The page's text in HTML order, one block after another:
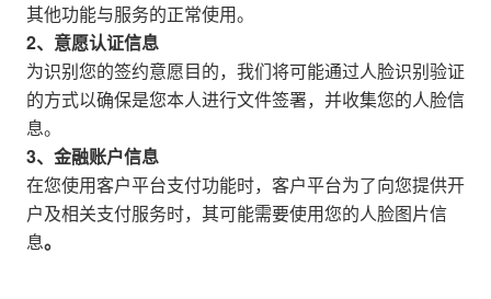
其他功能与服务的正常使用。
2、意愿认证信息
为识别您的签约意愿目的，我们将可能通过人脸识别验证
的方式以确保是您本人进行文件签署，并收集您的人脸信
息。
3、金融账户信息
在您使用客户平台支付功能时，客户平台为了向您提供开
户及相关支付服务时，其可能需要使用您的人脸图片信
息。